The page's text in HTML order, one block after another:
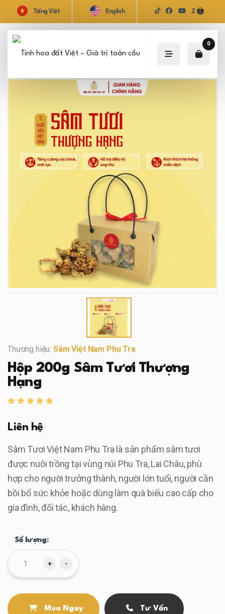
Tiếng Việt English Z
0
Thương hiệu: Sâm Việt Nam Phu Tra
Hộp 200g Sâm Tươi Thượng
Hạng
Liên hệ
Sâm Tươi Việt Nam Phu Tra là sản phẩm sâm tươi
được nuôi trồng tại vùng núi Phu Tra, Lai Châu, phù
hợp cho người trưởng thành, người lớn tuổi, người cần
bồi bổ sức khỏe hoặc dùng làm quà biếu cao cấp cho
gia đình, đối tác, khách hàng.
Số lượng:
-
+
Mua Ngay Tư Vấn